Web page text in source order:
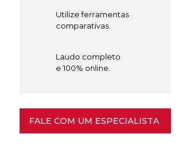
Utilize ferramentas
comparativas.
Laudo completo
e 100% online.
FALE COM UM ESPECIALISTA